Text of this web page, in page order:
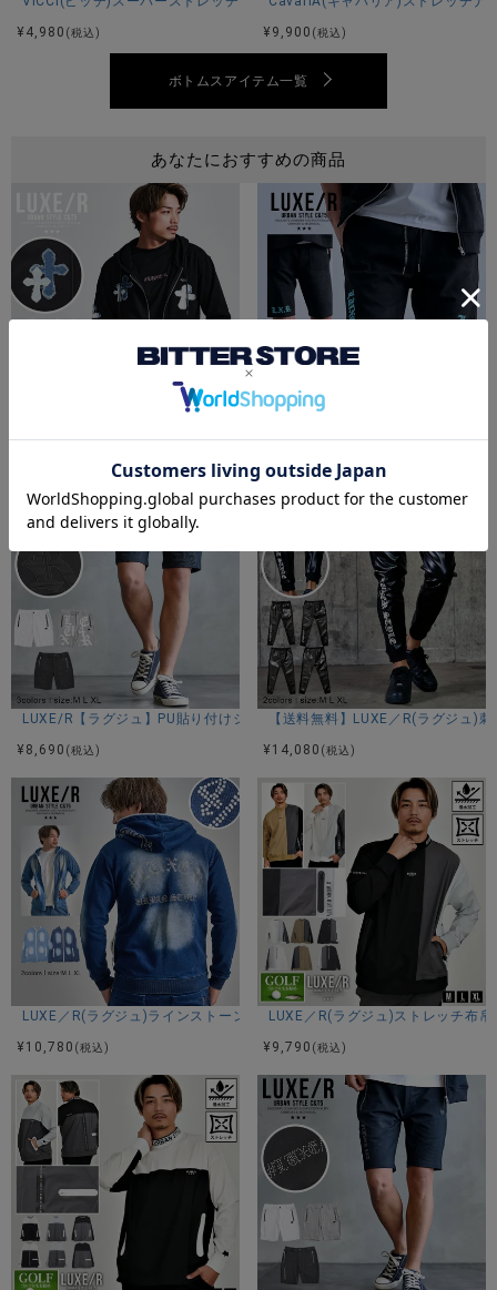
てご利用ください。
¥ 4,980 (税込)
¥ 9,900 (税込)
ボトムスアイテム一覧
あなたにおすすめの商品
LUXE/R【ラグジュ】PU貼り付けショーツ/全3色
¥ 8,690 (税込)
【送料無料】LUXE／R(ラグジュ)
¥ 14,080 (税込)
LUXE／R(ラグジュ)ラインストーンロゴカットデニムジップパーカー/全2
¥ 10,780 (税込)
LUXE／R(ラグジュ)ストレッチ布
¥ 9,790 (税込)